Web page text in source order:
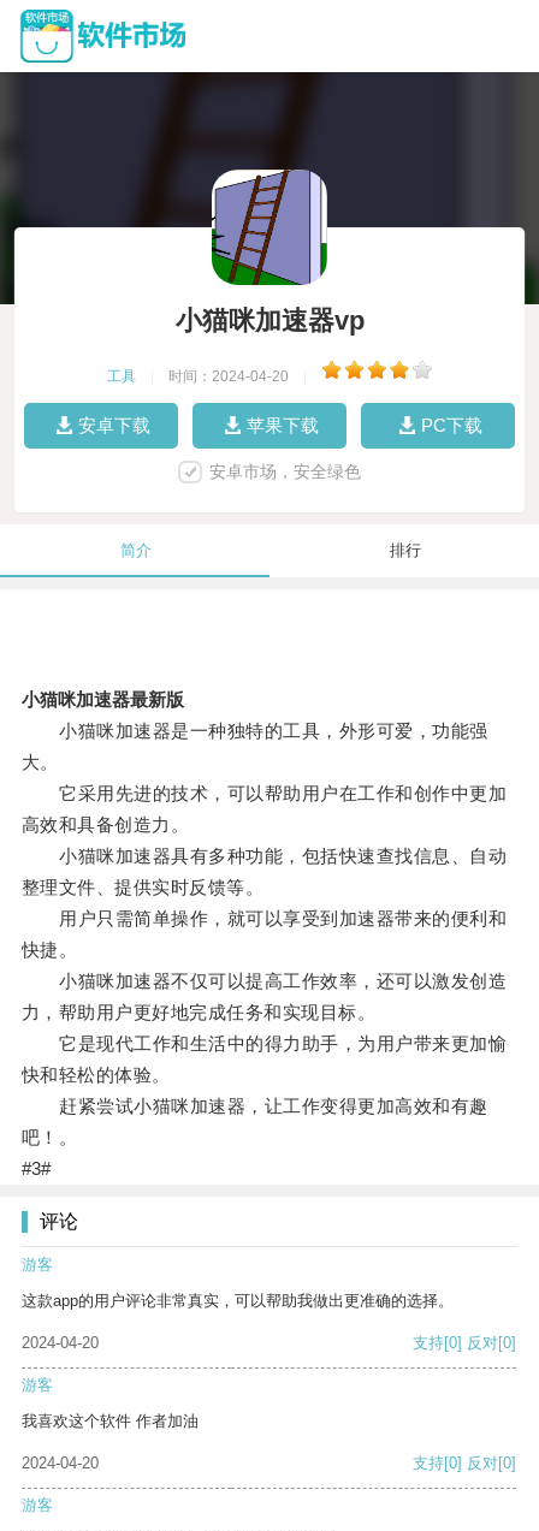
小猫咪加速器vp
工具 时间：2024-04-20
安卓下载 苹果下载 PC下载
安卓市场，安全绿色
简介 排行
小猫咪加速器最新版
小猫咪加速器是一种独特的工具，外形可爱，功能强
大。
它采用先进的技术，可以帮助用户在工作和创作中更加
高效和具备创造力。
小猫咪加速器具有多种功能，包括快速查找信息、自动
整理文件、提供实时反馈等。
用户只需简单操作，就可以享受到加速器带来的便利和
快捷。
小猫咪加速器不仅可以提高工作效率，还可以激发创造
力，帮助用户更好地完成任务和实现目标。
它是现代工作和生活中的得力助手，为用户带来更加愉
快和轻松的体验。
赶紧尝试小猫咪加速器，让工作变得更加高效和有趣
吧！。
#3#
评论
游客
这款app的用户评论非常真实，可以帮助我做出更准确的选择。
2024-04-20 支持[0] 反对[0]
游客
我喜欢这个软件 作者加油
2024-04-20 支持[0] 反对[0]
游客